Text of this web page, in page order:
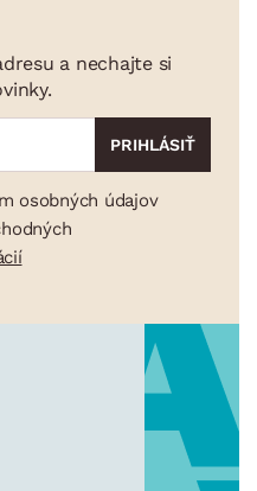
a nechajte si
osobných údajov